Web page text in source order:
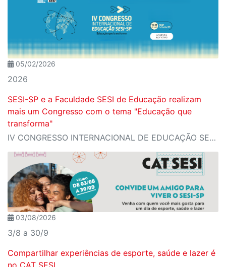
05/02/2026
2026
SESI-SP e a Faculdade SESI de Educação realizam
mais um Congresso com o tema "Educação que
transforma"
IV CONGRESSO INTERNACIONAL DE EDUCAÇÃO SESI-SP
03/08/2026
3/8 a 30/9
Compartilhar experiências de esporte, saúde e lazer é